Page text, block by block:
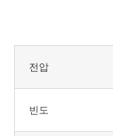
전압
빈도